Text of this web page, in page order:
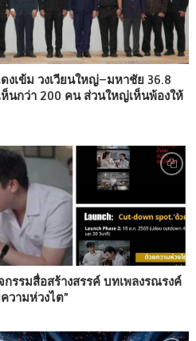
งเข้ม วงเวียนใหญ่–มหาชัย 36.8
นกว่า 200 คน ส่วนใหญ่เห็นพ้องให้
รรมสื่อสร้างสรรค์ บทเพลงรณรงค์
วามห่วงไต”